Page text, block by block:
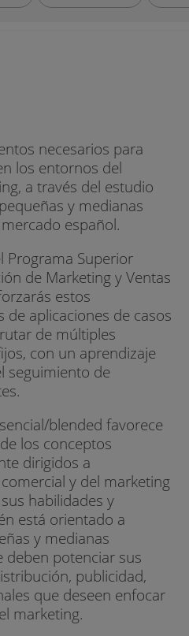
necesarios para
los entornos del
a través del estudio
y medianas
español.
Programa Superior
de Marketing y Ventas
estos
aplicaciones de casos
de múltiples
con un aprendizaje
seguimiento de
blended favorece
los conceptos
dirigidos a
y del marketing
habilidades y
está orientado a
y medianas
deben potenciar sus
publicidad,
que deseen enfocar
marketing.